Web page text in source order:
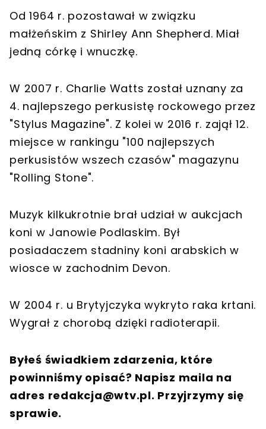
Od 1964 r. pozostawał w związku
małżeńskim z Shirley Ann Shepherd. Miał
jedną córkę i wnuczkę.
W 2007 r. Charlie Watts został uznany za
4. najlepszego perkusistę rockowego przez
"Stylus Magazine". Z kolei w 2016 r. zajął 12.
miejsce w rankingu "100 najlepszych
perkusistów wszech czasów" magazynu
"Rolling Stone".
Muzyk kilkukrotnie brał udział w aukcjach
koni w Janowie Podlaskim. Był
posiadaczem stadniny koni arabskich w
wiosce w zachodnim Devon.
W 2004 r. u Brytyjczyka wykryto raka krtani.
Wygrał z chorobą dzięki radioterapii.
Byłeś świadkiem zdarzenia, które
powinniśmy opisać? Napisz maila na
adres redakcja@wtv.pl. Przyjrzymy się
sprawie.